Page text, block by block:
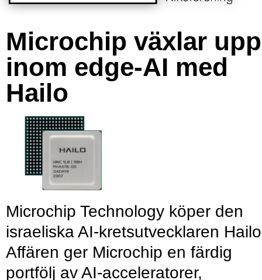
Microchip växlar upp
inom edge-AI med
Hailo
Microchip Technology köper den
israeliska AI-kretsutvecklaren
Affären ger Microchip en färdig
portfölj av AI-acceleratorer,